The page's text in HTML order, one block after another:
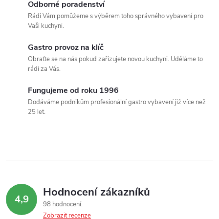
k
y
v
Odborné poradenství
Rádi Vám pomůžeme s výběrem toho správného vybavení pro
Vaši kuchyni.
Gastro provoz na klíč
Obraťte se na nás pokud zařizujete novou kuchyni. Uděláme to
rádi za Vás.
Fungujeme od roku 1996
Dodáváme podnikům profesionální gastro vybavení již více než
25 let.
4,9 Hodnocení zákazníků
98 hodnocení
Zobrazit recenze